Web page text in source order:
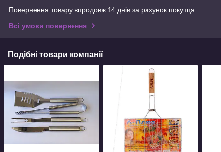
Повернення товару впродовж 14 днів за рахунок покупця
Всі умови повернення
Подібні товари компанії